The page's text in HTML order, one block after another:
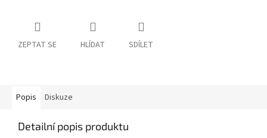
ZEPTAT SE HLÍDAT SDÍLET
Popis Diskuze
Detailní popis produktu